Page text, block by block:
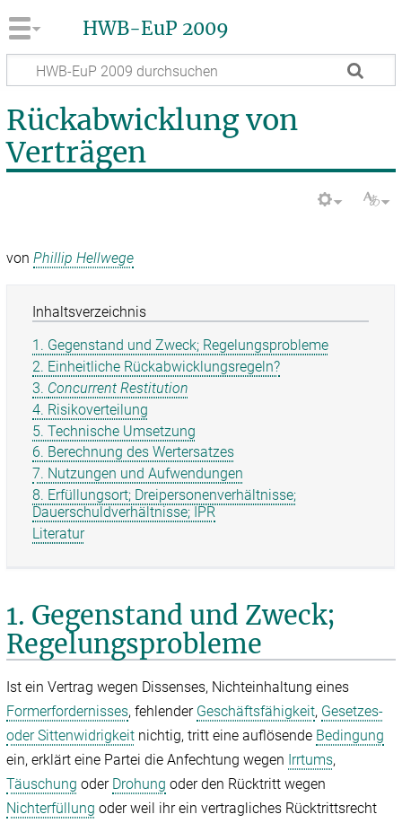
HWB-EuP 2009
Rückabwicklung von
Verträgen
vonPhillip Hellwege
Inhaltsverzeichnis
1. Gegenstand und Zweck; Regelungsprobleme
2. Einheitliche Rückabwicklungsregeln?
3. Concurrent Restitution
4. Risikoverteilung
5. Technische Umsetzung
6. Berechnung des Wertersatzes
7. Nutzungen und Aufwendungen
8. Erfüllungsort; Dreipersonenverhältnisse;
Dauerschuldverhältnisse; IPR
Literatur
1. Gegenstand und Zweck;
Regelungsprobleme
Ist ein Vertrag wegen Dissenses, Nichteinhaltung eines
Formerfordernisses, fehlender Geschäftsfähigkeit, Gesetzes-
oder Sittenwidrigkeit nichtig, tritt eine auflösende Bedingung
ein, erklärt eine Partei die Anfechtung wegen Irrtums,
Täuschung oder Drohung oder den Rücktritt wegen
Nichterfüllung oder weil ihr ein vertragliches Rücktrittsrecht